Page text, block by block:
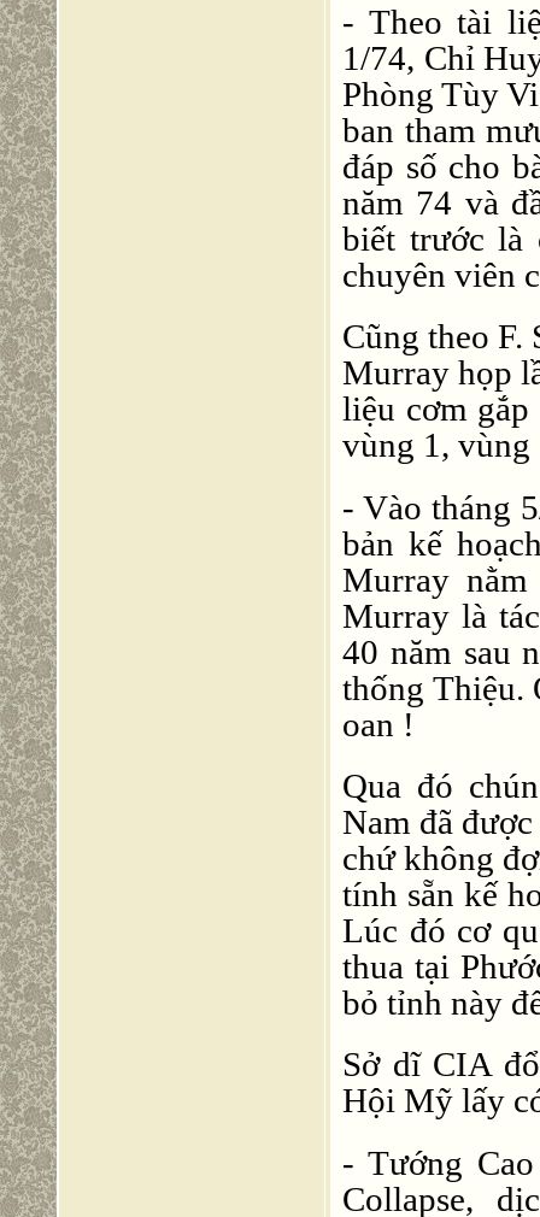
- Theo tài
1/74, Chỉ
Phòng Tùy
ban tham
đáp số cho
năm 74 và
biết trước là
chuyên viên
Cũng theo
Murray họp
liệu cơm gắp
vùng 1, vùng
- Vào tháng
bản kế
Murray
Murray là
40 năm sau
thống Thiệu.
oan !
Qua đó
Nam đã
chứ không
tính sẵn kế
Lúc đó cơ
thua tại
bỏ tỉnh này
Sở dĩ CIA
Hội Mỹ lấy
- Tướng
Collapse,